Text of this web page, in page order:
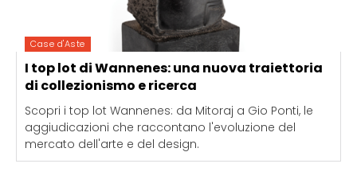
Case d'Aste
I top lot di Wannenes: una nuova traiettoria
di collezionismo e ricerca
Scopri i top lot Wannenes: da Mitoraj a Gio Ponti, le
aggiudicazioni che raccontano l'evoluzione del
mercato dell'arte e del design.